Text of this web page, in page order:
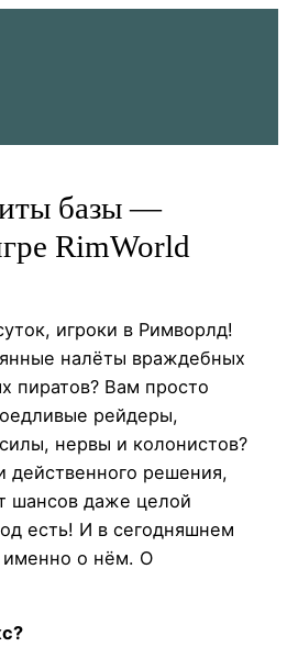
базы —
RimWorld
игроки в Римворлд!
налёты враждебных
пиратов? Вам просто
рейдеры,
нервы и колонистов?
действенного решения,
шансов даже целой
есть! И в сегодняшнем
именно о нём. О